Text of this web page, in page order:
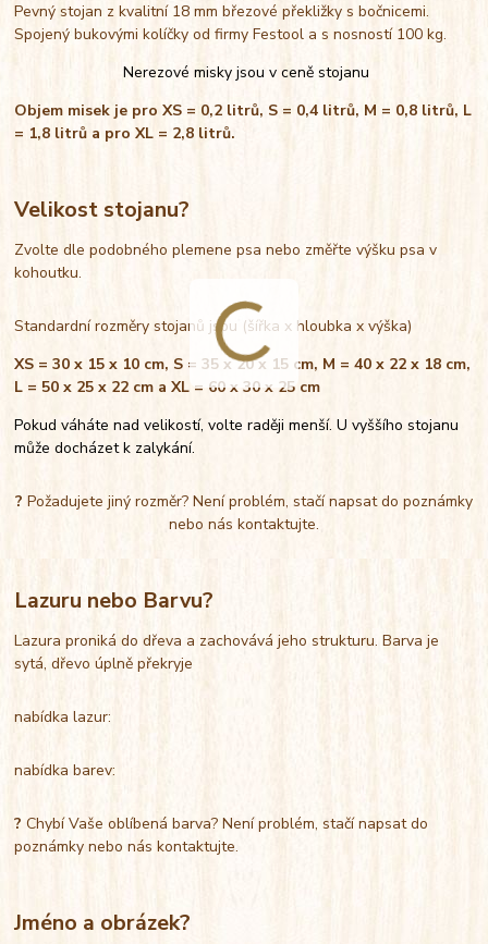
Pevný stojan z kvalitní 18 mm březové překližky s bočnicemi.
Spojený bukovými kolíčky od firmy Festool a s nosností 100 kg.
Nerezové misky jsou v ceně stojanu
Objem misek je pro XS = 0,2 litrů, S = 0,4 litrů, M = 0,8 litrů, L
= 1,8 litrů a pro XL = 2,8 litrů.
Velikost stojanu?
Zvolte dle podobného plemene psa nebo změřte výšku psa v
kohoutku.
Standardní rozměry stojanů jsou (šířka x hloubka x výška)
XS = 30 x 15 x 10 cm, S = 35 x 20 x 15 cm, M = 40 x 22 x 18 cm,
L = 50 x 25 x 22 cm a XL = 60 x 30 x 25 cm
Pokud váháte nad velikostí, volte raději menší. U vyššího stojanu
může docházet k zalykání.
? Požadujete jiný rozměr? Není problém, stačí napsat do poznámky
nebo nás kontaktujte.
Lazuru nebo Barvu?
Lazura proniká do dřeva a zachovává jeho strukturu. Barva je
sytá, dřevo úplně překryje
nabídka lazur:
nabídka barev:
?Chybí Vaše oblíbená barva? Není problém, stačí napsat do
poznámky nebo nás kontaktujte.
Jméno a obrázek?